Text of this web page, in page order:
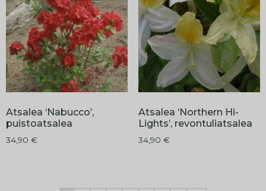
Atsalea ‘Nabucco’,
puistoatsalea
34,90 €
Atsalea ‘Northern Hi-
Lights’, revontuliatsalea
34,90 €